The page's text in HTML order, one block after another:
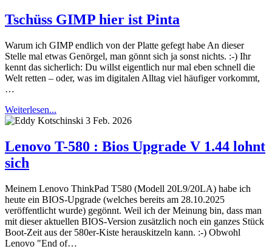
Tschüss GIMP hier ist Pinta
Warum ich GIMP endlich von der Platte gefegt habe An dieser
Stelle mal etwas Genörgel, man gönnt sich ja sonst nichts. :-) Ihr
kennt das sicherlich: Du willst eigentlich nur mal eben schnell die
Welt retten – oder, was im digitalen Alltag viel häufiger vorkommt,
…
Weiterlesen...
3 Feb. 2026
Lenovo T-580 : Bios Upgrade V 1.44 lohnt
sich
Meinem Lenovo ThinkPad T580 (Modell 20L9/20LA) habe ich
heute ein BIOS-Upgrade (welches bereits am 28.10.2025
veröffentlicht wurde) gegönnt. Weil ich der Meinung bin, dass man
mit dieser aktuellen BIOS-Version zusätzlich noch ein ganzes Stück
Boot-Zeit aus der 580er-Kiste herauskitzeln kann. :-) Obwohl
Lenovo "End of…